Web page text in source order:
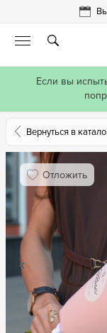
Если вы
Вернуться в
Отложить